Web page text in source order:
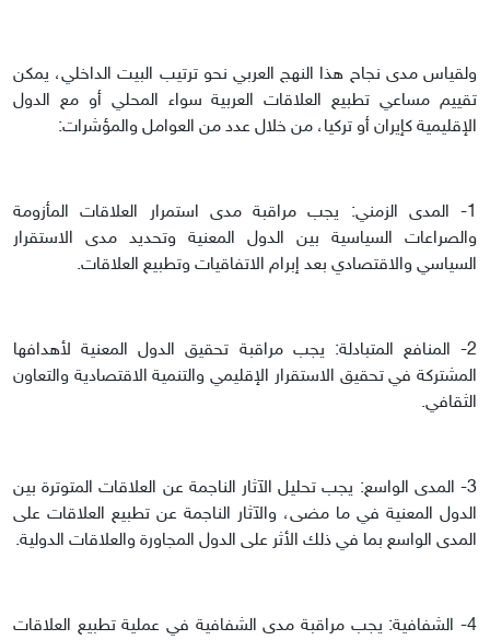
ولقياس مدى نجاح هذا النهج العربي نحو ترتيب البيت الداخلي، يمكن
تقييم مساعي تطبيع العلاقات العربية سواء المحلي أو مع الدول
الإقليمية كإيران أو تركيا، من خلال عدد من العوامل والمؤشرات:
1- المدى الزمني: يجب مراقبة مدى استمرار العلاقات المأزومة
والصراعات السياسية بين الدول المعنية وتحديد مدى الاستقرار
السياسي والاقتصادي بعد إبرام الاتفاقيات وتطبيع العلاقات.
2- المنافع المتبادلة: يجب مراقبة تحقيق الدول المعنية لأهدافها
المشتركة في تحقيق الاستقرار الإقليمي والتنمية الاقتصادية والتعاون
الثقافي.
3- المدى الواسع: يجب تحليل الآثار الناجمة عن العلاقات المتوترة بين
الدول المعنية في ما مضى، والآثار الناجمة عن تطبيع العلاقات على
المدى الواسع بما في ذلك الأثر على الدول المجاورة والعلاقات الدولية.
4- الشفافية: يجب مراقبة مدى الشفافية في عملية تطبيع العلاقات